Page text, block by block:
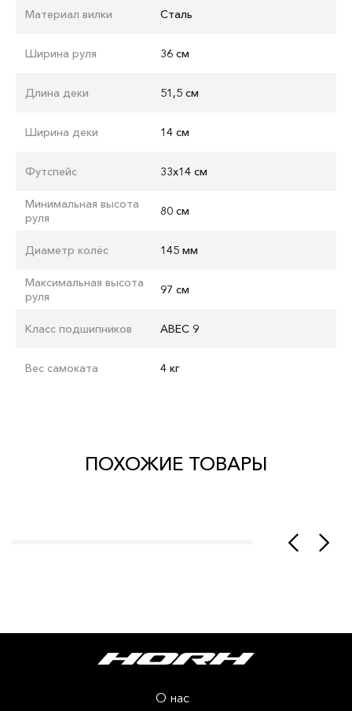
Материал вилки Сталь
Ширина руля 36 см
Длина деки 51,5 см
Ширина деки 14 см
Футспейс 33x14 см
Минимальная высота
руля
80 см
Диаметр колёс 145 мм
Максимальная высота
руля
97 см
Класс подшипников ABEC 9
Вес самоката 4 кг
ПОХОЖИЕ ТОВАРЫ
О нас